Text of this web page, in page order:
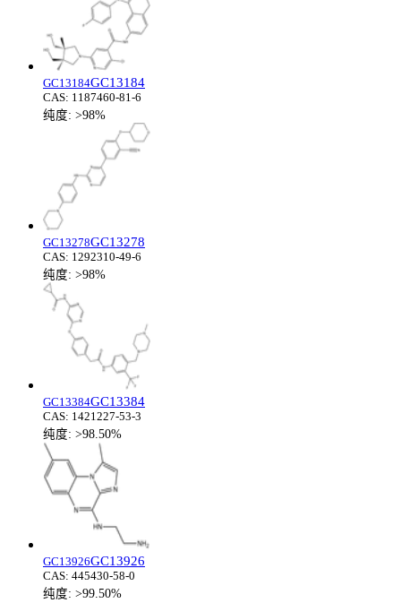
GC13184GC13184
CAS: 1187460-81-6
纯度: >98%
GC13278GC13278
CAS: 1292310-49-6
纯度: >98%
GC13384GC13384
CAS: 1421227-53-3
纯度: >98.50%
GC13926GC13926
CAS: 445430-58-0
纯度: >99.50%